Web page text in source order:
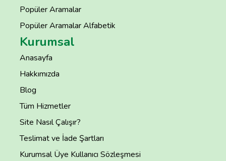
Popüler Aramalar
Popüler Aramalar Alfabetik
Kurumsal
Anasayfa
Hakkımızda
Blog
Tüm Hizmetler
Site Nasıl Çalışır?
Teslimat ve İade Şartları
Kurumsal Üye Kullanıcı Sözleşmesi